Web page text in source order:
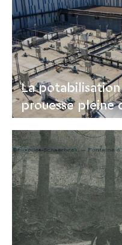
La potabilisation
prouesse pleine